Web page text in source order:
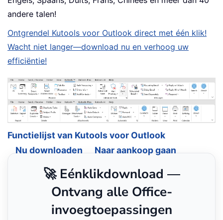
andere talen!
Ontgrendel Kutools voor Outlook direct met één klik!
Wacht niet langer—download nu en verhoog uw
efficiëntie!
Functielijst van Kutools voor Outlook
Nu downloaden
Naar aankoop gaan
🚀 Eénklikdownload —
Ontvang alle Office-
invoegtoepassingen